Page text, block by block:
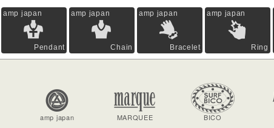
amp japan
Pendant
amp japan
Chain
amp japan
Bracelet
amp japan
Ring
amp japan MARQUEE BICO